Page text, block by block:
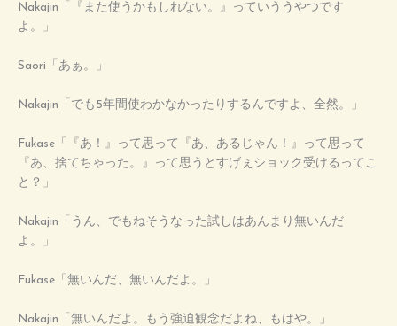
Nakajin「『また使うかもしれない。』っていううやつです
よ。」
Saori「あぁ。」
Nakajin「でも5年間使わかなかったりするんですよ、全然。」
Fukase「『あ！』って思って『あ、あるじゃん！』って思って
『あ、捨てちゃった。』って思うとすげぇショック受けるってこ
と？」
Nakajin「うん、でもねそうなった試しはあんまり無いんだ
よ。」
Fukase「無いんだ、無いんだよ。」
Nakajin「無いんだよ。もう強迫観念だよね、もはや。」